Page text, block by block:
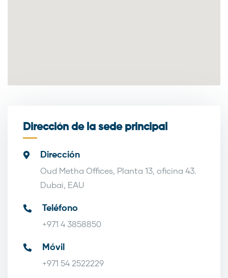
Dirección de la sede principal
Dirección
Oud Metha Offices, Planta 13, oficina 43.
Dubai, EAU
Teléfono
+971 4 3858850
Móvil
+971 54 2522229